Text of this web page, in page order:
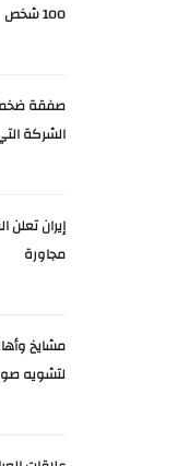
100 شخص
صفقة
الشركة
إيران
مجاورة
مشايخ
لتشويه